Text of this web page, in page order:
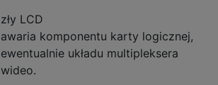
zły LCD
awaria komponentu karty logicznej,
ewentualnie układu multipleksera
wideo.